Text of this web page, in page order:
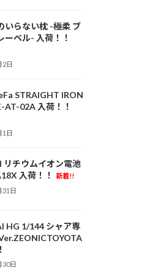
いらない枕 -極柔 ブ
ーベル- 入荷！！
2日
STRAIGHT IRON
AT-02A 入荷！！
1日
リチウムイオン電池
入荷！！
新着!!
31日
HG 1/144 シャア専
30日